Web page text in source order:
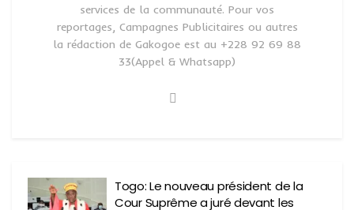
services de la communauté. Pour vos
reportages, Campagnes Publicitaires ou autres
la rédaction de Gakogoe est au +228 92 69 88
33(Appel & Whatsapp)
Togo: Le nouveau président de la
Cour Suprême a juré devant les